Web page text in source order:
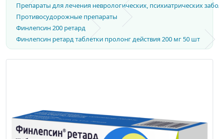
Препараты для лечения неврологических, психиатрических
Противосудорожные препараты
Финлепсин 200 ретард
Финлепсин ретард таблетки пролонг действия 200 мг 50 шт